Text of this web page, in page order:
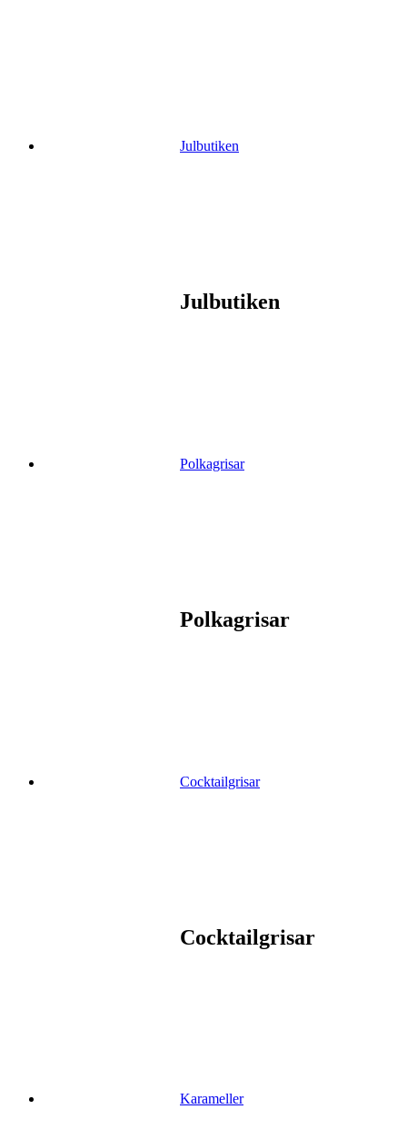
Julbutiken
Julbutiken
Polkagrisar
Polkagrisar
Cocktailgrisar
Cocktailgrisar
Karameller